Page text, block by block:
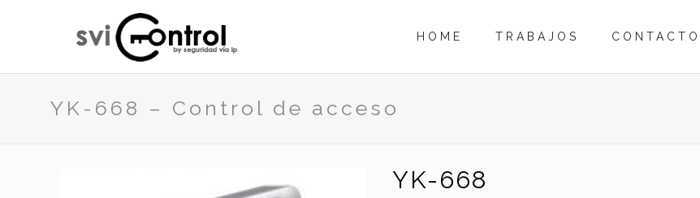
HOME TRABAJOS CONTACTO
YK-668 – Control de acceso
YK-668